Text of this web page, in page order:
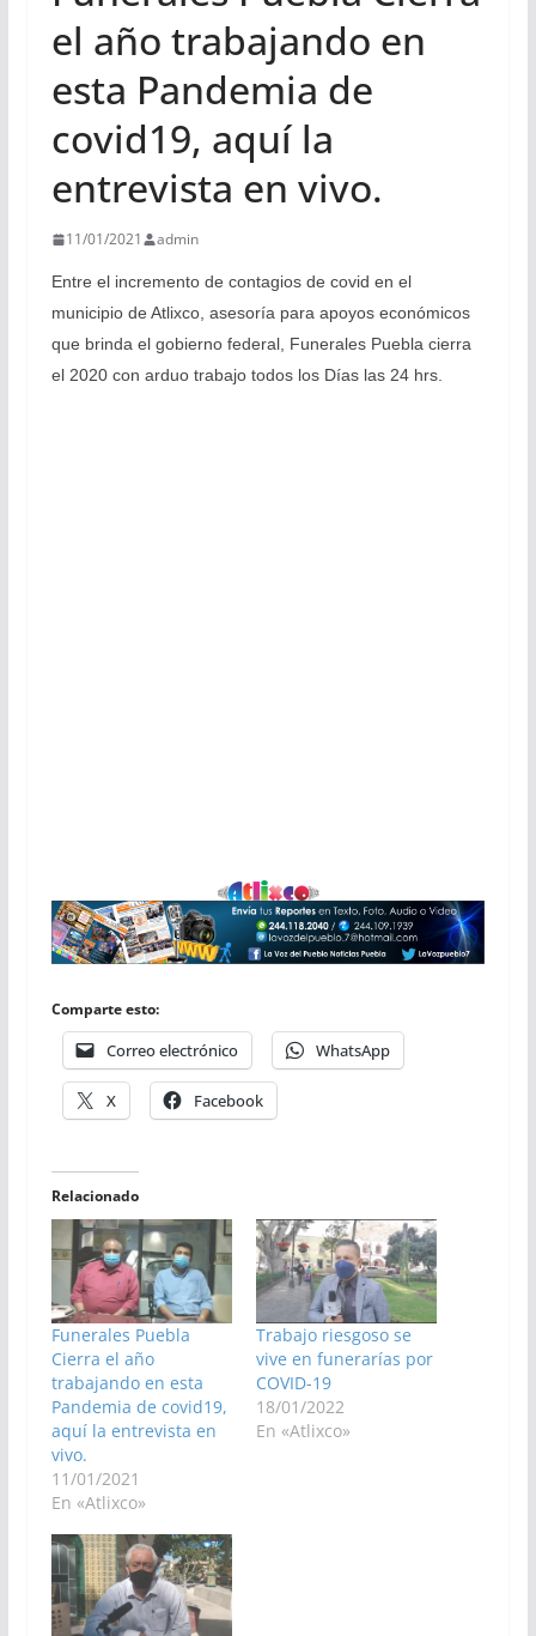
el año trabajando en
esta Pandemia de
covid19, aquí la
entrevista en vivo.
11/01/2021 admin
Entre el incremento de contagios de covid en el
municipio de Atlixco, asesoría para apoyos económicos
que brinda el gobierno federal, Funerales Puebla cierra
el 2020 con arduo trabajo todos los Días las 24 hrs.
Comparte esto:
Correo electrónico WhatsApp
X Facebook
Relacionado
Funerales Puebla
Cierra el año
trabajando en esta
Pandemia de covid19,
aquí la entrevista en
vivo.
11/01/2021
En «Atlixco»
Trabajo riesgoso se
vive en funerarías por
COVID-19
18/01/2022
En «Atlixco»